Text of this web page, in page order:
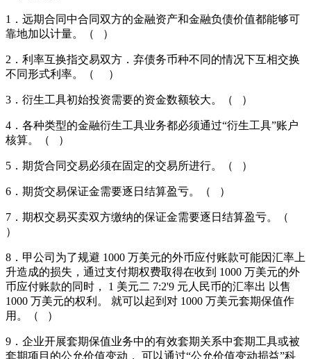
1．远期合同中合同双方的金融资产和金融负债价值都能够可
靠地加以计量。（ ）
2．利率互换指交易双方．弃债务币种不同的情况下互相交换
不同形式利率。（ ）
3．衍生工具初始投资需要的资金数额较大。（ ）
4．各种类型的金融衍生工具业务都必须通过“衍生工具”账户
核算。（ ）
5．期货合同交易必须在固定的交易所进行。（ ）
6．期货交易保证金需要逐日结算盈亏。（ ）
7．期权交易买卖双方缴纳的保证金需要逐日结算盈亏。（
）
8．甲公司为了规避 1000 万美元的外币应付账款可能因汇率上
升造成的损失，通过支付期权费取得在收到 1000 万美元的外
币应付账款的同时， 1 美元二 7:2'9 元人民币的汇率出 以售
1000 万美元的权利。 就可以起到对 1000 万美元套期保值作
用。（ ）
9．企业开展套期保值业务中的有效套期关系中套期工具或被
套期项目的公允价值变动， 可以通过“公允价值变动损益”科